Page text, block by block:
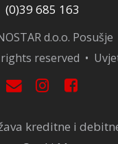
(0)39 685 163
d.o.o. Posušje
reserved •
kreditne i